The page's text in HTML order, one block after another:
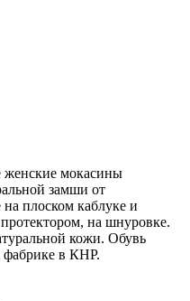
мокасины
замши от
на плоском каблуке и
на шнуровке.
кожи. Обувь
фабрике в КНР.